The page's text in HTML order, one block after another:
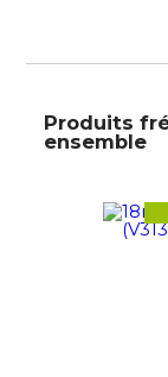
Produits
ensemble